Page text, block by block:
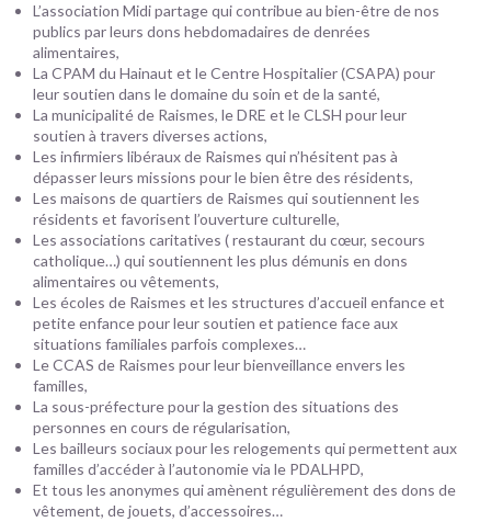
L’association Midi partage qui contribue au bien-être de nos
publics par leurs dons hebdomadaires de denrées
alimentaires,
La CPAM du Hainaut et le Centre Hospitalier (CSAPA) pour
leur soutien dans le domaine du soin et de la santé,
La municipalité de Raismes, le DRE et le CLSH pour leur
soutien à travers diverses actions,
Les infirmiers libéraux de Raismes qui n’hésitent pas à
dépasser leurs missions pour le bien être des résidents,
Les maisons de quartiers de Raismes qui soutiennent les
résidents et favorisent l’ouverture culturelle,
Les associations caritatives ( restaurant du cœur, secours
catholique…) qui soutiennent les plus démunis en dons
alimentaires ou vêtements,
Les écoles de Raismes et les structures d’accueil enfance et
petite enfance pour leur soutien et patience face aux
situations familiales parfois complexes…
Le CCAS de Raismes pour leur bienveillance envers les
familles,
La sous-préfecture pour la gestion des situations des
personnes en cours de régularisation,
Les bailleurs sociaux pour les relogements qui permettent aux
familles d’accéder à l’autonomie via le PDALHPD,
Et tous les anonymes qui amènent régulièrement des dons de
vêtement, de jouets, d’accessoires…